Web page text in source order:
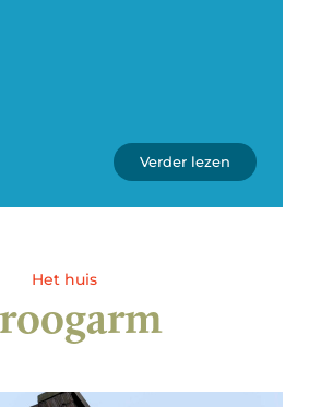
Verder lezen
Het huis